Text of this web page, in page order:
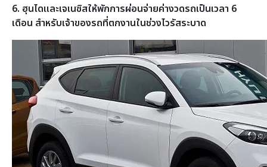
6. ฮุนไดและเจเนซิสให้พักการผ่อนจ่ายค่างวดรถเป็นเวลา 6
เดือน สำหรับเจ้าของรถที่ตกงานในช่วงไวรัสระบาด